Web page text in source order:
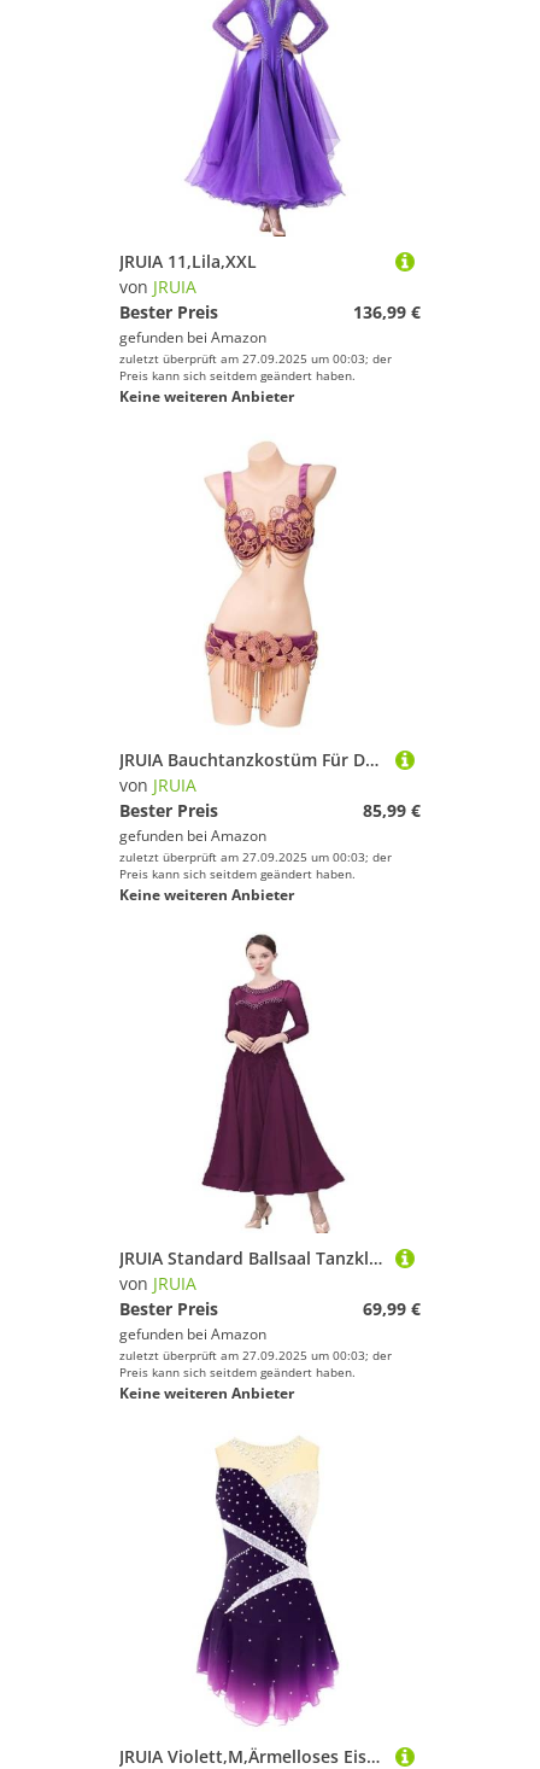
JRUIA 11,Lila,XXL
von JRUIA
Bester Preis
136,99 €
gefunden bei Amazon
zuletzt überprüft am 27.09.2025 um 00:03; der
Preis kann sich seitdem geändert haben.
Keine weiteren Anbieter
JRUIA Bauchtanzkostüm Für Damen Karnevalstanz Outfit Bauchtanz Outfit Dancer Wear Tops Kette Tanz BH Gürtel 2 Teiliges Bauchtanz Set,Lila,M
von JRUIA
Bester Preis
85,99 €
gefunden bei Amazon
zuletzt überprüft am 27.09.2025 um 00:03; der
Preis kann sich seitdem geändert haben.
Keine weiteren Anbieter
JRUIA Standard Ballsaal Tanzkleider Für Frauen Samt Flamenco Walzer Leistung Tanzkleidung Mesh Spleiß Langarm Tango Foxtrot Kostüm EIN Linienrock,Lila,3XL
von JRUIA
Bester Preis
69,99 €
gefunden bei Amazon
zuletzt überprüft am 27.09.2025 um 00:03; der
Preis kann sich seitdem geändert haben.
Keine weiteren Anbieter
JRUIA Violett,M,Ärmelloses Eiskunstlauf Wettkampf Kleid Für Mädchen Turnanzug Für Damen Performance Sportbekleidung Eislauf Tanzrock Für Teenager Farbverlauf